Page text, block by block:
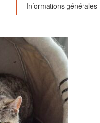
Informations générales